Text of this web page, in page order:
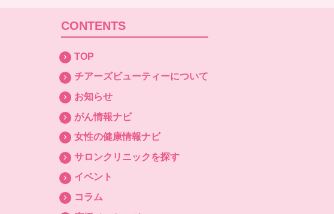
CONTENTS
TOP
チアーズビューティーについて
お知らせ
がん情報ナビ
女性の健康情報ナビ
サロンクリニックを探す
イベント
コラム